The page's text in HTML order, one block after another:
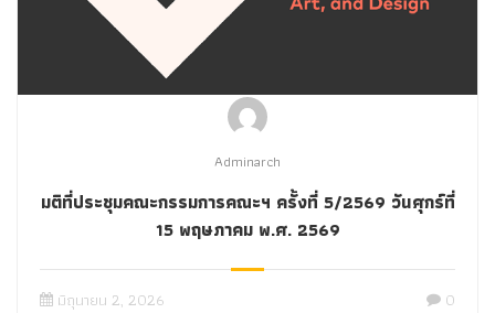
Adminarch
มติที่ประชุมคณะกรรมการคณะฯ ครั้งที่ 5/2569 วันศุกร์ที่
15 พฤษภาคม พ.ศ. 2569
มิถุนายน 2, 2026 0